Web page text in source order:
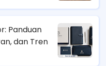
Panduan
dan Tren